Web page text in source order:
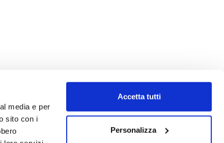
media e per
sito con i
Accetta tutti
Personalizza